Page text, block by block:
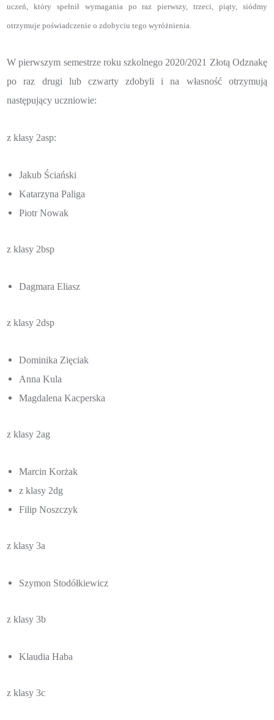
uczeń, który spełnił wymagania po raz pierwszy, trzeci, piąty, siódmy
otrzymuje poświadczenie o zdobyciu tego wyróżnienia.
W pierwszym semestrze roku szkolnego 2020/2021 Złotą Odznakę
po raz drugi lub czwarty zdobyli i na własność otrzymują
następujący uczniowie:
z klasy 2asp:
Jakub Ściański
Katarzyna Paliga
Piotr Nowak
z klasy 2bsp
Dagmara Eliasz
z klasy 2dsp
Dominika Zięciak
Anna Kula
Magdalena Kacperska
z klasy 2ag
Marcin Korżak
z klasy 2dg
Filip Noszczyk
z klasy 3a
Szymon Stodółkiewicz
z klasy 3b
Klaudia Haba
z klasy 3c